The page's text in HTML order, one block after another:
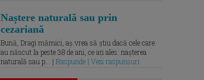
Naștere naturală sau prin
cezariană
Bună, Dragi mămici, aș vrea să știu dacă cele care
au născut la peste 38 de ani, ce ați ales: nașterea
naturală sau p... | Raspunde | Vezi raspunsuri